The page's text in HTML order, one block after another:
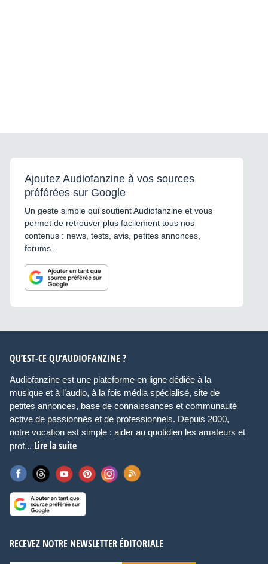
Ajoutez Audiofanzine à vos sources
préférées sur Google
Un geste simple qui soutient Audiofanzine et vous
permet de retrouver plus facilement tous nos
contenus : news, tests, avis, petites annonces,
forums...
QU’EST-CE QU’AUDIOFANZINE ?
Audiofanzine est une plateforme en ligne dédiée à la
musique et à l’audio, à la fois média spécialisé, site de
petites annonces, base de connaissances et communauté
active de passionnés et de professionnels. Depuis 2000,
notre vocation est simple : aider au quotidien les amateurs et
prof... Lire la suite
RECEVEZ NOTRE NEWSLETTER ÉDITORIALE